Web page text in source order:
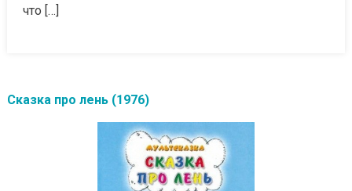
что […]
Сказка про лень (1976)